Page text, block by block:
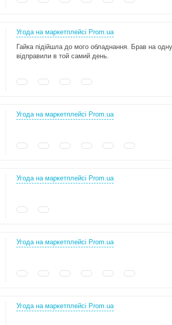
Угода на маркетплейсі Prom.ua
Гайка підійшла до мого обладнання. Брав на
відправили в той самий день.
Угода на маркетплейсі Prom.ua
Угода на маркетплейсі Prom.ua
Угода на маркетплейсі Prom.ua
Угода на маркетплейсі Prom.ua